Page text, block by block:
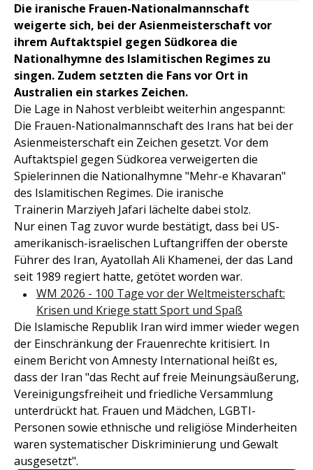
Die iranische Frauen-Nationalmannschaft
weigerte sich, bei der Asienmeisterschaft vor
ihrem Auftaktspiel gegen Südkorea die
Nationalhymne des Islamitischen Regimes zu
singen. Zudem setzten die Fans vor Ort in
Australien ein starkes Zeichen.
Die Lage in Nahost verbleibt weiterhin angespannt:
Die Frauen-Nationalmannschaft des Irans hat bei der
Asienmeisterschaft ein Zeichen gesetzt. Vor dem
Auftaktspiel gegen Südkorea verweigerten die
Spielerinnen die Nationalhymne "Mehr-e Khavaran"
des Islamitischen Regimes. Die iranische
Trainerin Marziyeh Jafari lächelte dabei stolz.
Nur einen Tag zuvor wurde bestätigt, dass bei US-
amerikanisch-israelischen Luftangriffen der oberste
Führer des Iran, Ayatollah Ali Khamenei, der das Land
seit 1989 regiert hatte, getötet worden war.
WM 2026 - 100 Tage vor der Weltmeisterschaft:
Krisen und Kriege statt Sport und Spaß
Die Islamische Republik Iran wird immer wieder wegen
der Einschränkung der Frauenrechte kritisiert. In
einem Bericht von Amnesty International heißt es,
dass der Iran "das Recht auf freie Meinungsäußerung,
Vereinigungsfreiheit und friedliche Versammlung
unterdrückt hat. Frauen und Mädchen, LGBTI-
Personen sowie ethnische und religiöse Minderheiten
waren systematischer Diskriminierung und Gewalt
ausgesetzt".